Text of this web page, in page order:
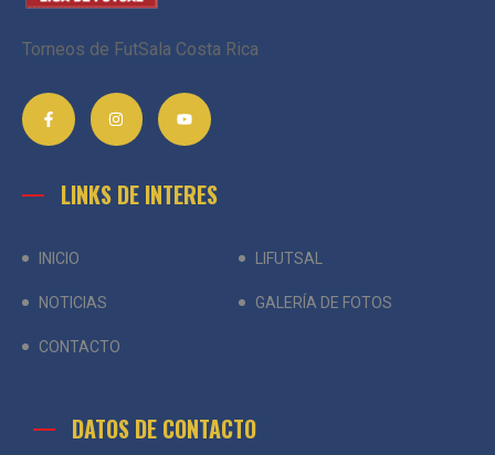
Torneos de FutSala Costa Rica
LINKS DE INTERES
INICIO LIFUTSAL
NOTICIAS GALERÍA DE FOTOS
CONTACTO
DATOS DE CONTACTO